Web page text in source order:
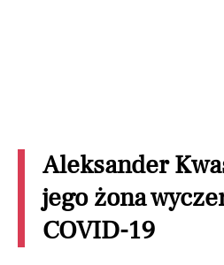
Aleksander
jego żona
COVID-19